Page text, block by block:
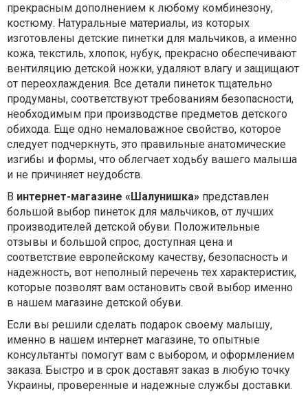
прекрасным дополнением к любому комбинезону,
костюму. Натуральные материалы, из которых
изготовлены детские пинетки для мальчиков, а именно
кожа, текстиль, хлопок, нубук, прекрасно обеспечивают
вентиляцию детской ножки, удаляют влагу и защищают
от переохлаждения. Все детали пинеток тщательно
продуманы, соответствуют требованиям безопасности,
необходимым при производстве предметов детского
обихода. Еще одно немаловажное свойство, которое
следует подчеркнуть, это правильные анатомические
изгибы и формы, что облегчает ходьбу вашего малыша
и не причиняет неудобств.
В интернет-магазине «Шалунишка» представлен
большой выбор пинеток для мальчиков, от лучших
производителей детской обуви. Положительные
отзывы и большой спрос, доступная цена и
соответствие европейскому качеству, безопасность и
надежность, вот неполный перечень тех характеристик,
которые позволят вам остановить свой выбор именно
в нашем магазине детской обуви.
Если вы решили сделать подарок своему малышу,
именно в нашем интернет магазине, то опытные
консультанты помогут вам с выбором, и оформлением
заказа. Быстро и в срок доставят заказ в любую точку
Украины, проверенные и надежные службы доставки.